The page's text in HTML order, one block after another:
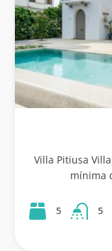
Villa Pitiusa
mínima
5 5